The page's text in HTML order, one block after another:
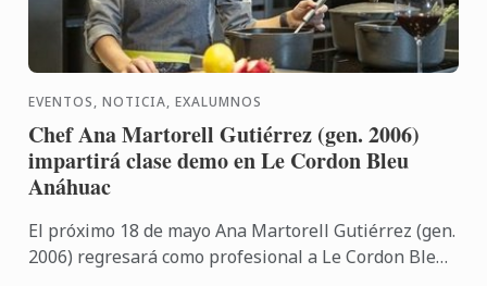
EVENTOS, NOTICIA, EXALUMNOS
Chef Ana Martorell Gutiérrez (gen. 2006)
impartirá clase demo en Le Cordon Bleu
Anáhuac
El próximo 18 de mayo Ana Martorell Gutiérrez (gen.
2006) regresará como profesional a Le Cordon Bleu